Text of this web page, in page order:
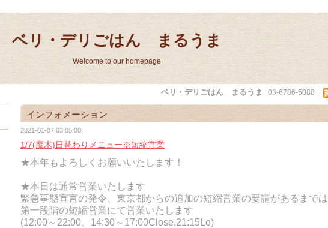
ベリ・デリごはん まるうま
Welcome to our homepage
ベリ・デリごはん まるうま 03-6786-5088
インフォメーション
2021-01-07 03:05:00
1/7(魔木)日替わりメニュー※短縮営業
★本年もよろしくお願いいたします！
★本日は通常営業いたします
緊急事態宣言の発令、東京都からの追加の短縮営業の要請があるまでは
第一段階の短縮営業にて営業いたします
(12:00～22:00、14:30～17:00Close,21:15Lo)